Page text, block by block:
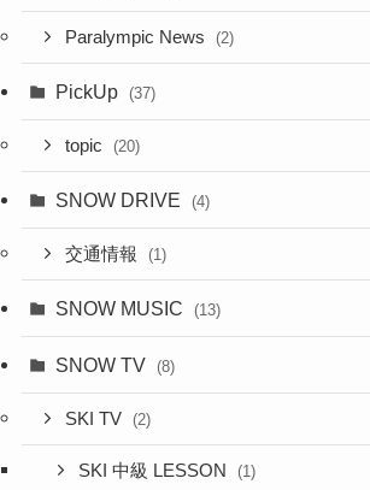
Paralympic News (2)
PickUp (37)
topic (20)
SNOW DRIVE (4)
交通情報 (1)
SNOW MUSIC (13)
SNOW TV (8)
SKI TV (2)
SKI 中級 LESSON (1)